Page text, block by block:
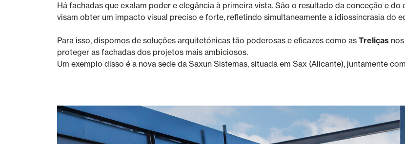
Há fachadas que exalam poder e elegância à primeira vista. São o resultado da conceção e
visam obter um impacto visual preciso e forte, refletindo simultaneamente a idiossincrasia do
Para isso, dispomos de soluções arquitetónicas tão poderosas e eficazes como as Treliças
proteger as fachadas dos projetos mais ambiciosos.
Um exemplo disso é a nova sede da Saxun Sistemas, situada em Sax (Alicante), juntamente